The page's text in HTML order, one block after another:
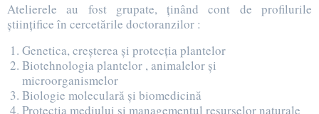
Atelierele au fost grupate, ținând cont de profilurile
științifice în cercetările doctoranzilor :
Genetica, creșterea și protecția plantelor
Biotehnologia plantelor , animalelor și
microorganismelor
Biologie moleculară și biomedicină
Protecția mediului și managementul resurselor naturale